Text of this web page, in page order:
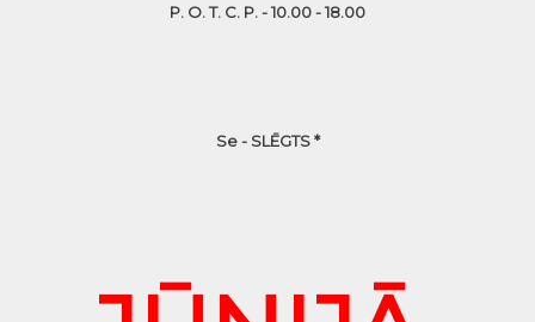
P. O. T. C. P. - 10.00 - 18.00
Se - SLĒGTS *